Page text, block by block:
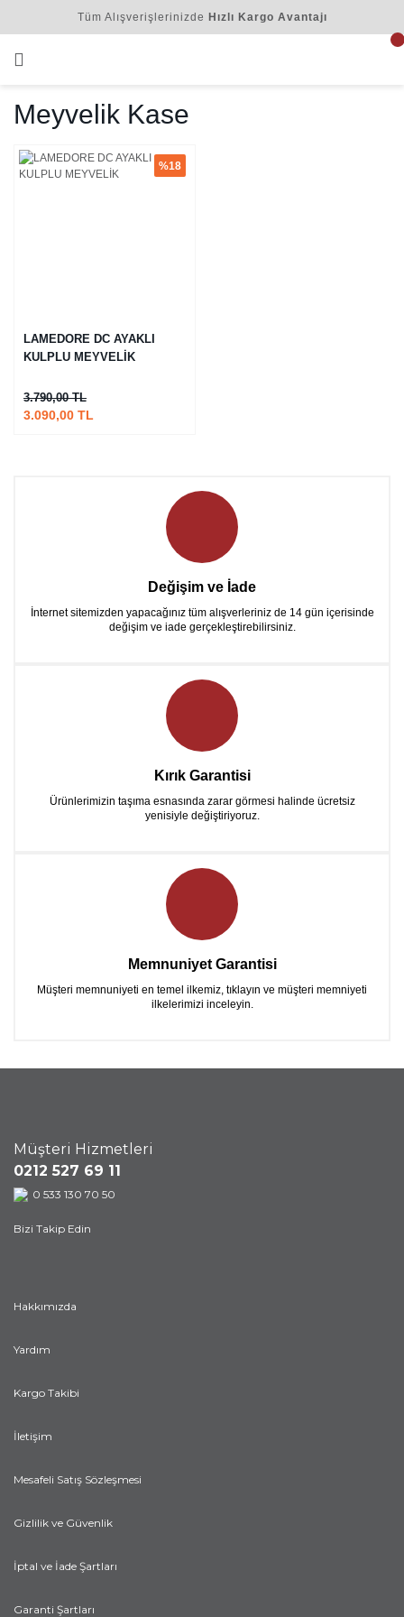
Tüm Alışverişlerinizde Hızlı Kargo Avantajı
Meyvelik Kase
%18
LAMEDORE DC AYAKLI
KULPLU MEYVELİK
3.790,00 TL
3.090,00 TL
Değişim ve İade
İnternet sitemizden yapacağınız tüm alışverleriniz de 14 gün içerisinde
değişim ve iade gerçekleştirebilirsiniz.
Kırık Garantisi
Ürünlerimizin taşıma esnasında zarar görmesi halinde ücretsiz
yenisiyle değiştiriyoruz.
Memnuniyet Garantisi
Müşteri memnuniyeti en temel ilkemiz, tıklayın ve müşteri memniyeti
ilkelerimizi inceleyin.
Müşteri Hizmetleri
0212 527 69 11
0 533 130 70 50
Bizi Takip Edin
Hakkımızda
Yardım
Kargo Takibi
İletişim
Mesafeli Satış Sözleşmesi
Gizlilik ve Güvenlik
İptal ve İade Şartları
Garanti Şartları